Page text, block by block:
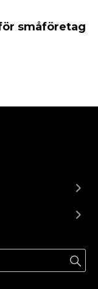
småföretag